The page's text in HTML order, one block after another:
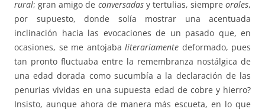
rural; gran amigo de conversadas y tertulias, siempre orales,
por supuesto, donde solía mostrar una acentuada
inclinación hacia las evocaciones de un pasado que, en
ocasiones, se me antojaba literariamente deformado, pues
tan pronto fluctuaba entre la remembranza nostálgica de
una edad dorada como sucumbía a la declaración de las
penurias vividas en una supuesta edad de cobre y hierro?
Insisto, aunque ahora de manera más escueta, en lo que